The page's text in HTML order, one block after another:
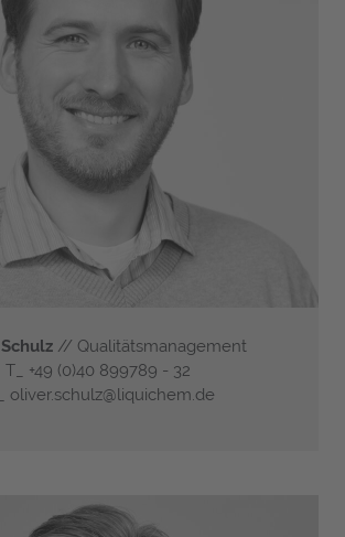
// Qualitätsmanagement
T_ +49 (0)40 899789 - 32
oliver.schulz@liquichem.de